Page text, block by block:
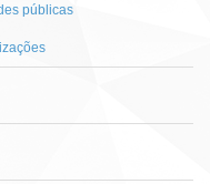
públicas